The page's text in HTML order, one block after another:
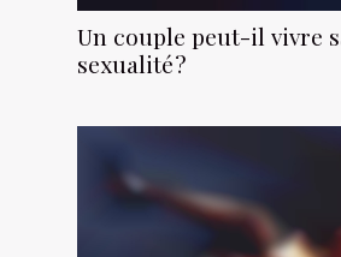
Un couple peut-il vivre
sexualité ?